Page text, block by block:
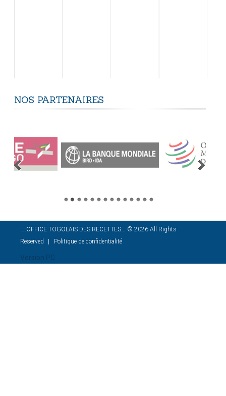
NOS PARTENAIRES
..::OFFICE TOGOLAIS DES RECETTES:.. © 2026 All Rights
Reserved
Politique de confidentialité
Version PC